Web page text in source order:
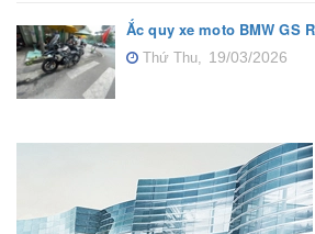
Ắc quy xe moto BMW GS
Thứ Thu, 19/03/2026